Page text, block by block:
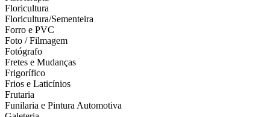
Floricultura
Floricultura/Sementeira
Forro e PVC
Foto / Filmagem
Fotógrafo
Fretes e Mudanças
Frigorífico
Frios e Laticínios
Frutaria
Funilaria e Pintura Automotiva